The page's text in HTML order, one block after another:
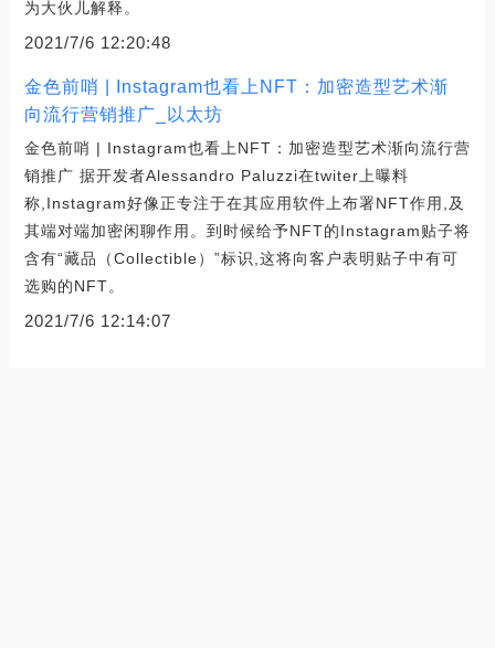
为大伙儿解释。
2021/7/6 12:20:48
金色前哨 | Instagram也看上NFT：加密造型艺术渐
向流行营销推广_以太坊
金色前哨 | Instagram也看上NFT：加密造型艺术渐向流行营
销推广 据开发者Alessandro Paluzzi在twiter上曝料
称,Instagram好像正专注于在其应用软件上布署NFT作用,及
其端对端加密闲聊作用。到时候给予NFT的Instagram贴子将
含有“藏品（Collectible）”标识,这将向客户表明贴子中有可
选购的NFT。
2021/7/6 12:14:07